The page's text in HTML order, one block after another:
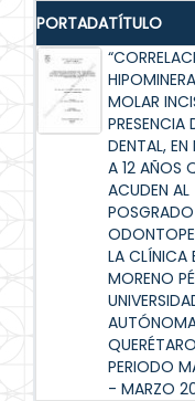
PORTADATÍTULO
MOLAR
PRESENCIA
DENTAL,
A 12 AÑOS
ACUDEN AL
LA CLÍNICA
MORENO
PERIODO
- MARZO